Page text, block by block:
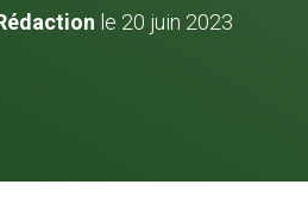
le 20 juin 2023